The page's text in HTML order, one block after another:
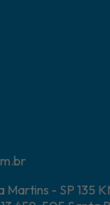
- SP 135